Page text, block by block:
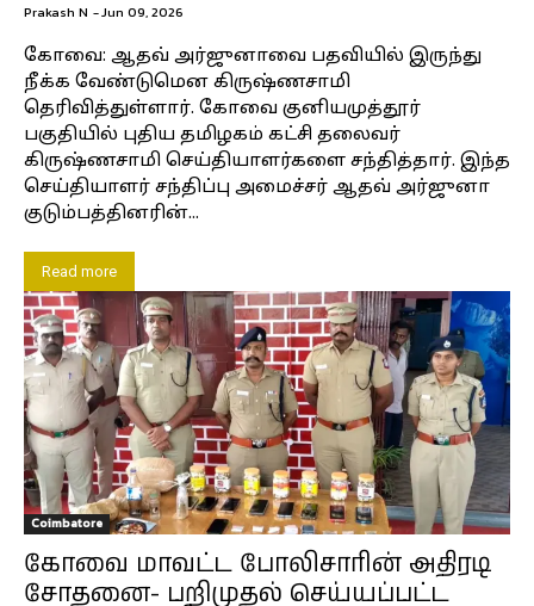
Prakash N -Jun 09, 2026
கோவை: ஆதவ் அர்ஜுனாவை பதவியில் இருந்து
நீக்க வேண்டுமென கிருஷ்ணசாமி
தெரிவித்துள்ளார். கோவை குனியமுத்தூர்
பகுதியில் புதிய தமிழகம் கட்சி தலைவர்
கிருஷ்ணசாமி செய்தியாளர்களை சந்தித்தார். இந்த
செய்தியாளர் சந்திப்பு அமைச்சர் ஆதவ் அர்ஜுனா
குடும்பத்தினரின்...
Read more
Coimbatore
கோவை மாவட்ட போலிசாரின் அதிரடி
சோதனை- பறிமுதல் செய்யப்பட்ட